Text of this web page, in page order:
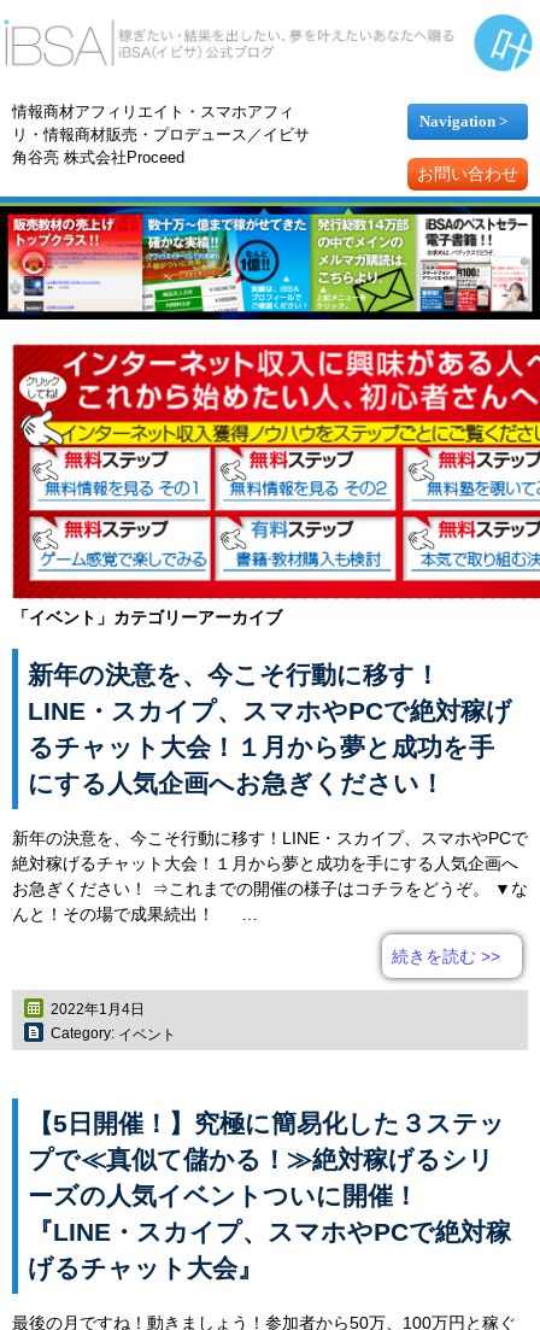
情報商材アフィリエイト・スマホアフィ
リ・情報商材販売・プロデュース／イビサ
角谷亮 株式会社Proceed
Navigation >
お問い合わせ
「イベント 」カテゴリーアーカイブ
新年の決意を、今こそ行動に移す！
LINE・スカイプ、スマホやPCで絶対稼げ
るチャット大会！１月から夢と成功を手
にする人気企画へお急ぎください！
新年の決意を、今こそ行動に移す！LINE・スカイプ、スマホやPCで
絶対稼げるチャット大会！１月から夢と成功を手にする人気企画へ
お急ぎください！ ⇒これまでの開催の様子はコチラをどうぞ。 ▼な
んと！その場で成果続出！ …
続きを読む >>
2022年1月4日
Category: イベント
【5日開催！】究極に簡易化した３ステッ
プで≪真似て儲かる！≫絶対稼げるシリ
ーズの人気イベントついに開催！
『LINE・スカイプ、スマホやPCで絶対稼
げるチャット大会』
最後の月ですね！動きましょう！参加者から50万、100万円と稼ぐ